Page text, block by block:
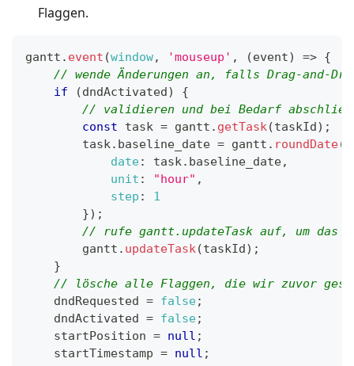
Flaggen.
gantt . event (window, 'mouseup' , (event) => {
// wende Änderungen an, falls Drag-and-
if
(dndActivated)
{
// validieren und bei Bedarf
const task = gantt . getTask(taskId) ;
        task
. baseline_date = gantt . roundDate(
date: task. baseline_date,
unit : "hour" ,
step :
1
}) ;
// rufe gantt.updateTask auf, um das
        gantt
. updateTask(taskId) ;
}
// lösche alle Flaggen, die wir zuvor
    dndRequested
= false;
    dndActivated
= false;
    startPosition
= null ;
    startTimestamp
= null ;